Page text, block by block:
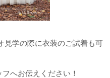
見学の際に衣装のご試着も可
へお伝えください！